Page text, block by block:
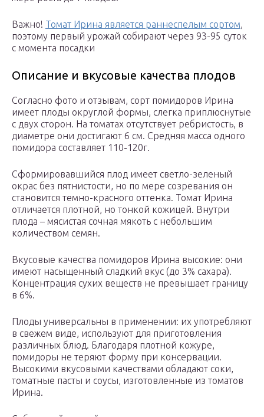
Важно! Томат Ирина является раннеспелым сортом,
поэтому первый урожай собирают через 93-95 суток
с момента посадки
Описание и вкусовые качества плодов
Согласно фото и отзывам, сорт помидоров Ирина
имеет плоды округлой формы, слегка приплюснутые
с двух сторон. На томатах отсутствует ребристость, в
диаметре они достигают 6 см. Средняя масса одного
помидора составляет 110-120г.
Сформировавшийся плод имеет светло-зеленый
окрас без пятнистости, но по мере созревания он
становится темно-красного оттенка. Томат Ирина
отличается плотной, но тонкой кожицей. Внутри
плода – мясистая сочная мякоть с небольшим
количеством семян.
Вкусовые качества помидоров Ирина высокие: они
имеют насыщенный сладкий вкус (до 3% сахара).
Концентрация сухих веществ не превышает границу
в 6%.
Плоды универсальны в применении: их употребляют
в свежем виде, используют для приготовления
различных блюд. Благодаря плотной кожуре,
помидоры не теряют форму при консервации.
Высокими вкусовыми качествами обладают соки,
томатные пасты и соусы, изготовленные из томатов
Ирина.